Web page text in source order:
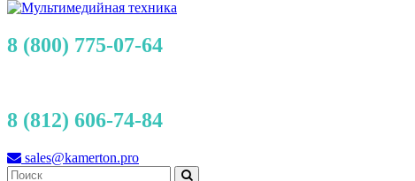
8 (800) 775-07-64
8 (812) 606-74-84
sales@kamerton.pro